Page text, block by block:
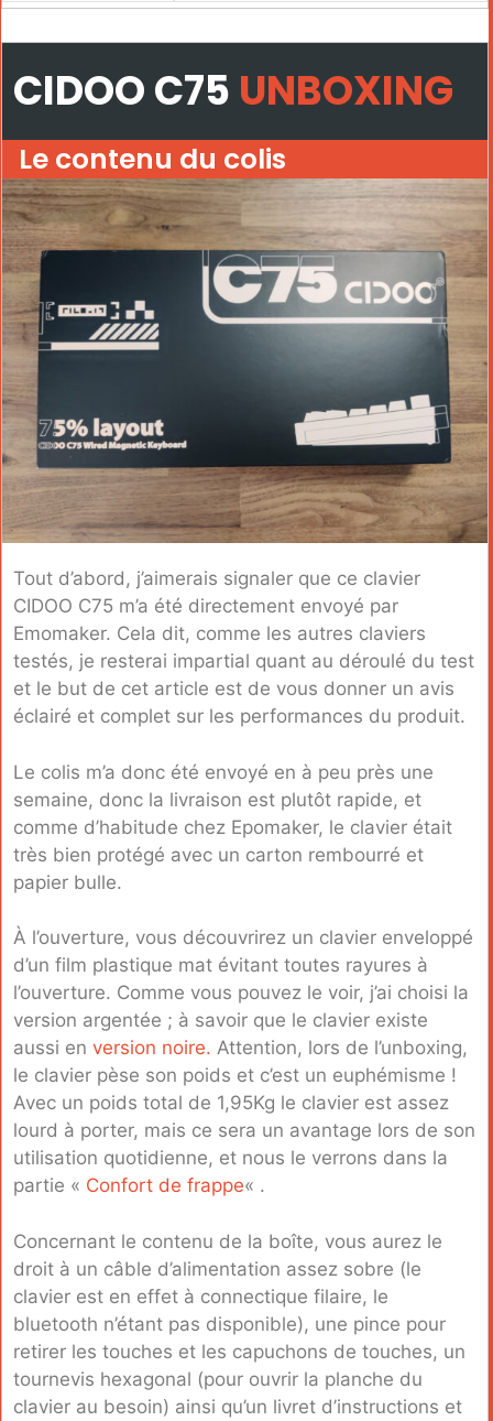
CIDOO C75 UNBOXING
Le contenu du colis
Tout d’abord, j’aimerais signaler que ce clavier
CIDOO C75 m’a été directement envoyé par
Emomaker. Cela dit, comme les autres claviers
testés, je resterai impartial quant au déroulé du test
et le but de cet article est de vous donner un avis
éclairé et complet sur les performances du produit.
Le colis m’a donc été envoyé en à peu près une
semaine, donc la livraison est plutôt rapide, et
comme d’habitude chez Epomaker, le clavier était
très bien protégé avec un carton rembourré et
papier bulle.
À l’ouverture, vous découvrirez un clavier enveloppé
d’un film plastique mat évitant toutes rayures à
l’ouverture. Comme vous pouvez le voir, j’ai choisi la
version argentée ; à savoir que le clavier existe
aussi en version noire. Attention, lors de l’unboxing,
le clavier pèse son poids et c’est un euphémisme !
Avec un poids total de 1,95Kg le clavier est assez
lourd à porter, mais ce sera un avantage lors de son
utilisation quotidienne, et nous le verrons dans la
partie « Confort de frappe« .
Concernant le contenu de la boîte, vous aurez le
droit à un câble d’alimentation assez sobre (le
clavier est en effet à connectique filaire, le
bluetooth n’étant pas disponible), une pince pour
retirer les touches et les capuchons de touches, un
tournevis hexagonal (pour ouvrir la planche du
clavier au besoin) ainsi qu’un livret d’instructions et